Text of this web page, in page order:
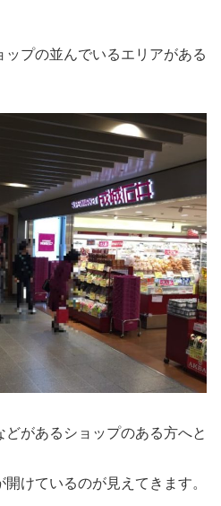
プの並んでいるエリアがある
があるショップのある方へと
けているのが見えてきます。